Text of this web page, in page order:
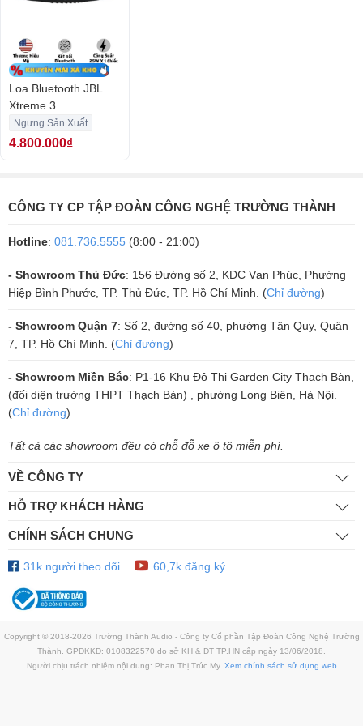
Partyboost, Bluetooth 5.1,…
So với phiên bản cũ, JBL Xtreme 3 được biết đến với kiểu dáng bắt
mắt hơn, kích thước cụ thể là 29.85 x 13.59 x 13.41 cm, đi cùng trọng
lượng là 1.95kg. Phía trước của loa là logo JBL lớn, nằm ở chính giữa
ê căng, phía dưới là dải đèn led đóng vai trò hiển thị dung lượng pin.
Phía trên của JBL Xtreme 3 là hệ thống bảng điều khiển với 2 đầu
gồm các điểm treo chắc chắn, kết hợp với dây đeo, giúp người dùng
dễ dàng đem loa đi mọi nơi. Ngoài ra, JBL Xtreme 3 có nhiều phối
cầu, sở thích người dùng.
Loa Bluetooth JBL
Xtreme 3
Ngưng Sản Xuất
4.800.000₫
CÔNG TY CP TẬP ĐOÀN CÔNG NGHỆ TRƯỜNG THÀNH
Hotline: 081.736.5555 (8:00 - 21:00)
- Showroom Thủ Đức: 156 Đường số 2, KDC Vạn Phúc, Phường
Hiệp Bình Phước, TP. Thủ Đức, TP. Hồ Chí Minh. (Chỉ đường)
- Showroom Quận 7: Số 2, đường số 40, phường Tân Quy, Quận
7, TP. Hồ Chí Minh. (Chỉ đường)
- Showroom Miền Bắc: P1-16 Khu Đô Thị Garden City Thạch Bàn,
(đối diện trường THPT Thạch Bàn) , phường Long Biên, Hà Nội.
(Chỉ đường)
Tất cả các showroom đều có chỗ đỗ xe ô tô miễn phí.
VỀ CÔNG TY
HỖ TRỢ KHÁCH HÀNG
CHÍNH SÁCH CHUNG
31k người theo dõi 60,7k đăng ký
Copyright © 2018-2026 Trường Thành Audio - Công ty Cổ phần Tập Đoàn Công Nghệ Trường
Thành. GPDKKD: 0108322570 do sở KH & ĐT TP.HN cấp ngày 13/06/2018.
Người chịu trách nhiệm nội dung: Phan Thị Trúc My. Xem chính sách sử dụng web